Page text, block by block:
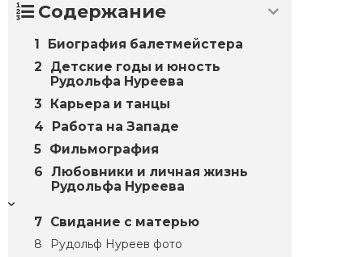
Содержание
Биография балетмейстера
Детские годы и юность
Рудольфа Нуреева
Карьера и танцы
Работа на Западе
Фильмография
Любовники и личная жизнь
Рудольфа Нуреева
Свидание с матерью
Рудольф Нуреев фото